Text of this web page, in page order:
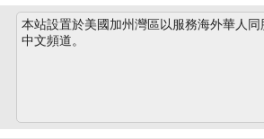
本站設置於美國加州灣區以服務海外華人
中文頻道。